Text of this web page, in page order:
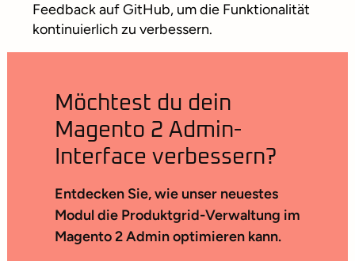
Feedback auf GitHub, um die Funktionalität
kontinuierlich zu verbessern.
Möchtest du dein
Magento 2 Admin-
Interface verbessern?
Entdecken Sie, wie unser neuestes
Modul die Produktgrid-Verwaltung im
Magento 2 Admin optimieren kann.